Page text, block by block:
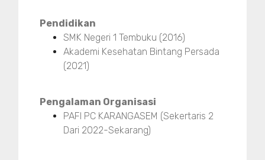
Pendidikan
SMK Negeri 1 Tembuku (2016)
Akademi Kesehatan Bintang Persada
(2021)
Pengalaman Organisasi
PAFI PC KARANGASEM (Sekertaris 2
Dari 2022-Sekarang)